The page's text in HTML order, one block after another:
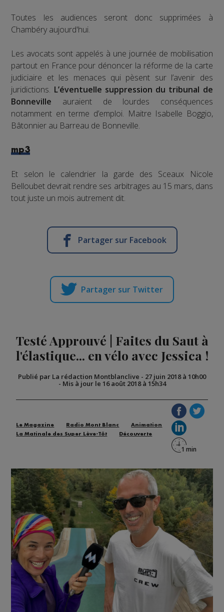
Toutes les audiences seront donc supprimées à
Chambéry aujourd'hui.
Les avocats sont appelés à une journée de mobilisation
partout en France pour dénoncer la réforme de la carte
judiciaire et les menaces qui pèsent sur l’avenir des
juridictions. L’éventuelle suppression du tribunal de
Bonneville auraient de lourdes conséquences
notamment en terme d’emploi. Maitre Isabelle Boggio,
Bâtonnier au Barreau de Bonneville.
mp3
Et selon le calendrier la garde des Sceaux Nicole
Belloubet devrait rendre ses arbitrages au 15 mars, dans
tout juste un mois autrement dit.
Partager sur Facebook
Partager sur Twitter
Testé Approuvé | Faites du Saut à
l'élastique... en vélo avec Jessica !
Publié par La rédaction Montblanclive - 27 juin 2018 à 10h00
- Mis à jour le 16 août 2018 à 15h34
Le Magazine Radio Mont Blanc
Animation
La Matinale des Super Lève-Tôt
Découverte